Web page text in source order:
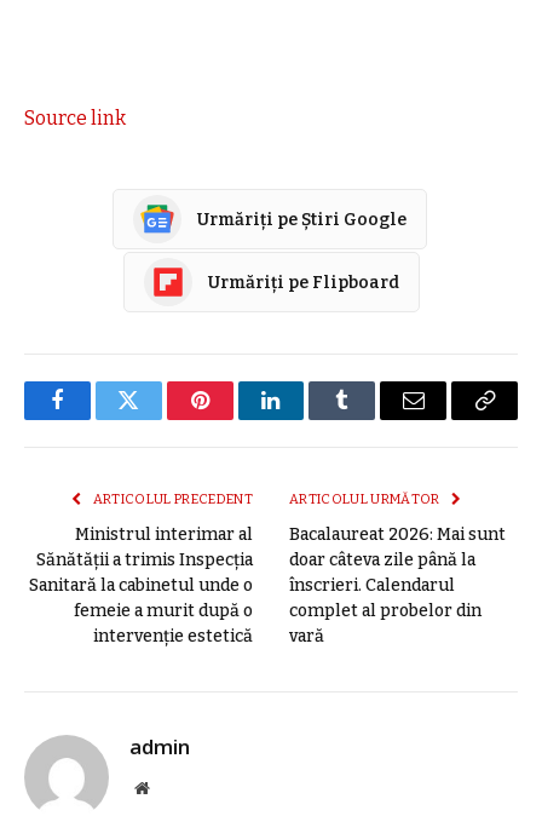
Source link
Urmăriți pe Știri Google
Urmăriți pe Flipboard
FacebookTwitter PinterestLinkedInTumblr E-
ARTICOLUL PRECEDENT
Ministrul interimar al
Sănătății a trimis Inspecția
Sanitară la cabinetul unde o
femeie a murit după o
intervenție estetică
ARTICOLUL URMĂTOR
Bacalaureat 2026: Mai sunt
doar câteva zile până la
înscrieri. Calendarul
complet al probelor din
vară
admin
Site